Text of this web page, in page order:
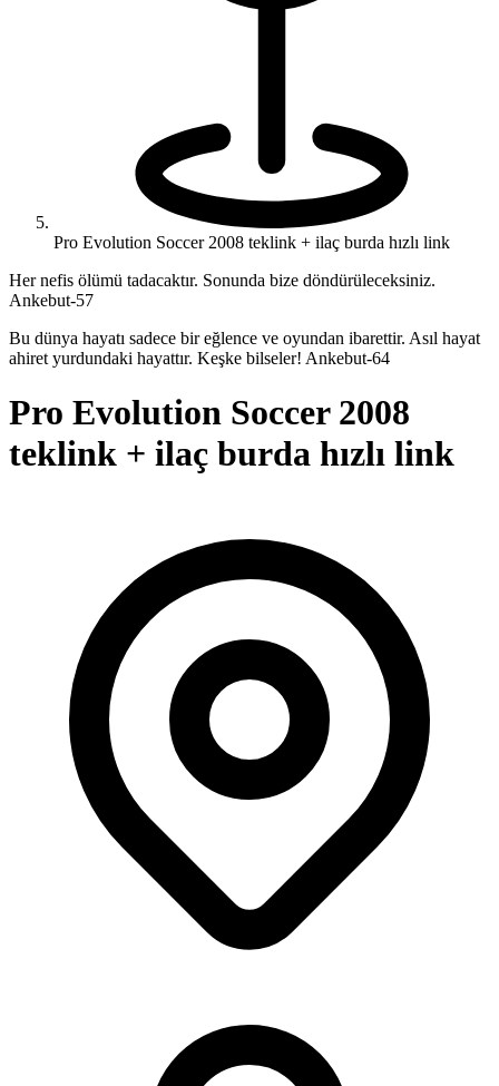
Pro Evolution Soccer 2008 teklink + ilaç burda hızlı link
Her nefis ölümü tadacaktır. Sonunda bize döndürüleceksiniz.
Ankebut-57
Bu dünya hayatı sadece bir eğlence ve oyundan ibarettir. Asıl hayat
ahiret yurdundaki hayattır. Keşke bilseler! Ankebut-64
Pro Evolution Soccer 2008
teklink + ilaç burda hızlı link